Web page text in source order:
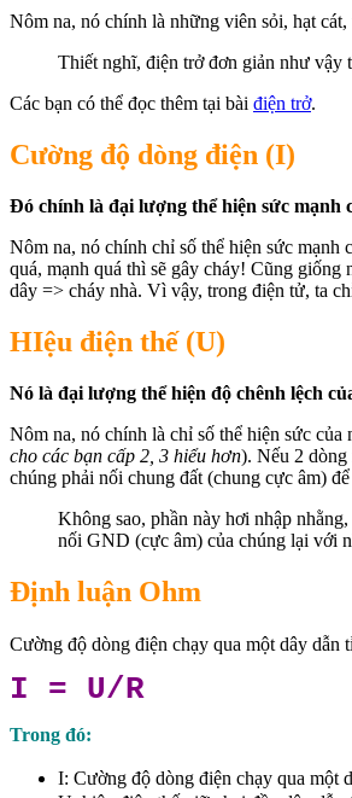
Nôm na, nó chính là những viên sỏi, hạt
Thiết nghĩ, điện trở đơn giản như vậy
Các bạn có thể đọc thêm tại bài điện trở.
Cường độ dòng điện (I)
Đó chính là đại lượng thể hiện sức mạnh
Nôm na, nó chính chỉ số thể hiện sức
quá, mạnh quá thì sẽ gây cháy! Cũng
dây => cháy nhà. Vì vậy, trong điện tử, ta
HIệu điện thế (U)
Nó là đại lượng thể hiện độ chênh lệch
Nôm na, nó chính là chỉ số thể hiện sức
cho các bạn cấp 2, 3 hiểu hơn). Nếu 2 dòng
chúng phải nối chung đất (chung cực âm)
Không sao, phần này hơi nhập
nối GND (cực âm) của chúng lại với
Định luận Ohm
Cường độ dòng điện chạy qua một dây dẫn
I = U/R
Trong đó:
I: Cường độ dòng điện chạy qua một